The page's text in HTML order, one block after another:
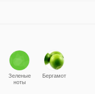
Зеленые
ноты
Бергамот